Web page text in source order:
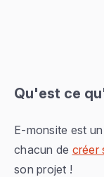
Qu'est ce
E-monsite est
chacun de créer
son projet !